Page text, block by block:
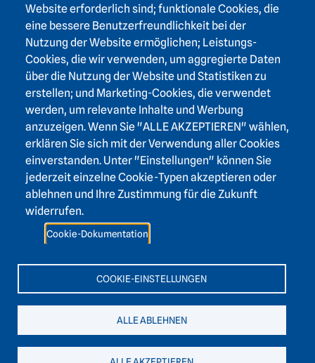
Website erforderlich sind; funktionale Cookies, die
eine bessere Benutzerfreundlichkeit bei der
Nutzung der Website ermöglichen; Leistungs-
Cookies, die wir verwenden, um aggregierte Daten
über die Nutzung der Website und Statistiken zu
erstellen; und Marketing-Cookies, die verwendet
werden, um relevante Inhalte und Werbung
anzuzeigen. Wenn Sie "ALLE AKZEPTIEREN" wählen,
erklären Sie sich mit der Verwendung aller Cookies
einverstanden. Unter "Einstellungen" können Sie
jederzeit einzelne Cookie-Typen akzeptieren oder
ablehnen und Ihre Zustimmung für die Zukunft
widerrufen.
Cookie-Dokumentation
COOKIE-EINSTELLUNGEN
ALLE ABLEHNEN
Footer area two
Login Intranet
Presse
Förderverein
Kontakt
Barrierefreiheit
Leichte Sprache
Footer area three
Heidelberger Akademie der Wissenschaften
Karlstraße 4
69117 Heidelberg
+49 6221 / 54 32 65
hadw@hadw-bw.de